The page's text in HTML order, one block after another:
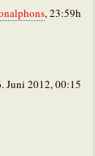
, 23:59h
Juni 2012, 00:15